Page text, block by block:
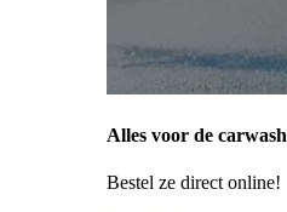
Alles voor de carwash
Bestel ze direct online!